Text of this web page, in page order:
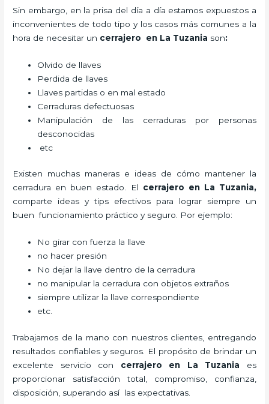
Sin embargo, en la prisa del día a día estamos expuestos a
inconvenientes de todo tipo y los casos más comunes a la
hora de necesitar un cerrajero en La Tuzania son:
Olvido de llaves
Perdida de llaves
Llaves partidas o en mal estado
Cerraduras defectuosas
Manipulación de las cerraduras por personas
desconocidas
etc
Existen muchas maneras e ideas de cómo mantener la
cerradura en buen estado. El cerrajero en La Tuzania,
comparte ideas y tips efectivos para lograr siempre un
buen funcionamiento práctico y seguro. Por ejemplo:
No girar con fuerza la llave
no hacer presión
No dejar la llave dentro de la cerradura
no manipular la cerradura con objetos extraños
siempre utilizar la llave correspondiente
etc.
Trabajamos de la mano con nuestros clientes, entregando
resultados confiables y seguros. El propósito de brindar un
excelente servicio con cerrajero en La Tuzania es
proporcionar satisfacción total, compromiso, confianza,
disposición, superando así las expectativas.